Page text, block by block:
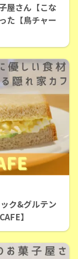
屋さん【こな
た【鳥チャー
ク&グルテン
】